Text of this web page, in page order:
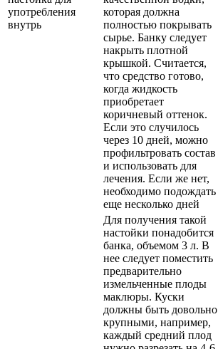
употребления
внутрь
которая должна
полностью покрывать
сырье. Банку следует
накрыть плотной
крышкой. Считается,
что средство готово,
когда жидкость
приобретает
коричневый оттенок.
Если это случилось
через 10 дней, можно
профильтровать состав
и использовать для
лечения. Если же нет,
необходимо подождать
еще несколько дней
Для получения такой
настойки понадобится
банка, объемом 3 л. В
нее следует поместить
предварительно
измельченные плоды
маклюры. Куски
должны быть довольно
крупными, например,
каждый средний плод